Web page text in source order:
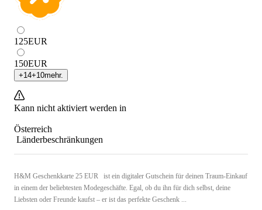
125EUR
150EUR
+14+10mehr.
Kann nicht aktiviert werden in
Österreich
Länderbeschränkungen
H&M Geschenkkarte 25 EUR ist ein digitaler Gutschein für deinen Traum-Einkauf
in einem der beliebtesten Modegeschäfte. Egal, ob du ihn für dich selbst, deine
Liebsten oder Freunde kaufst – er ist das perfekte Geschenk ...